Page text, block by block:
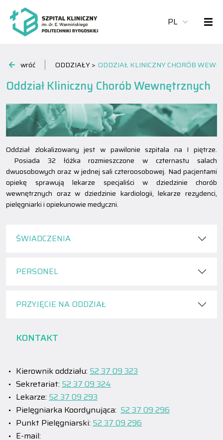
PL
wróć ODDZIAŁY > ODDZIAŁ KLINICZNY CHORÓB
Oddział Kliniczny Chorób Wewnętrznych
Oddział zlokalizowany jest w pawilonie szpitala na I piętrze.
Posiada 32 łóżka rozmieszczone w czternastu salach
dwuosobowych oraz w jednej sali czteroosobowej. Nad pacjentami
opiekę sprawują lekarze specjaliści w dziedzinie chorób
wewnętrznych oraz w dziedzinie kardiologii, lekarze rezydenci,
pielęgniarki i opiekunowie medyczni.
ŚWIADCZENIA
PERSONEL
PRZYJĘCIE NA ODDZIAŁ
KONTAKT
Kierownik oddziału: 52 37 09 323
Sekretariat: 52 37 09 324
Lekarze: 52 37 09 293
Pielęgniarka Koordynująca: 52 37 09 296
Punkt Pielęgniarski: 52 37 09 296
E-mail: